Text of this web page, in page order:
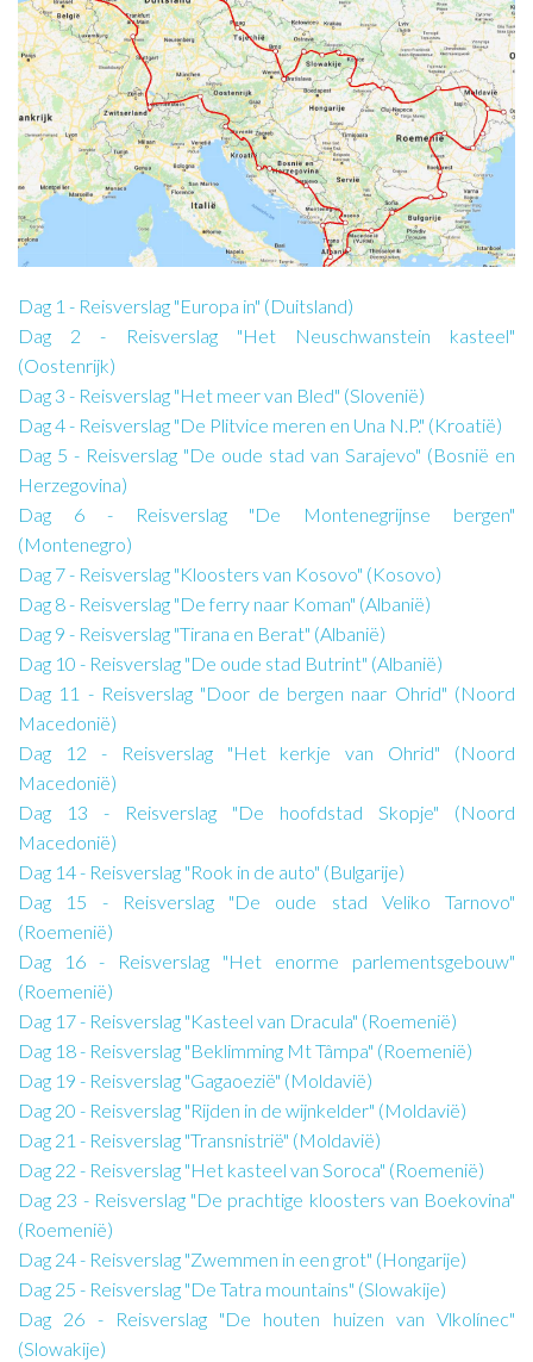
Dag 1 - Reisverslag "Europa in" (Duitsland)
Dag 2 - Reisverslag "Het Neuschwanstein kasteel"
(Oostenrijk)
Dag 3 - Reisverslag "Het meer van Bled" (Slovenië)
Dag 4 - Reisverslag "De Plitvice meren en Una N.P." (Kroatië)
Dag 5 - Reisverslag "De oude stad van Sarajevo" (Bosnië en
Herzegovina)
Dag 6 - Reisverslag "De Montenegrijnse bergen"
(Montenegro)
Dag 7 - Reisverslag "Kloosters van Kosovo" (Kosovo)
Dag 8 - Reisverslag "De ferry naar Koman" (Albanië)
Dag 9 - Reisverslag "Tirana en Berat" (Albanië)
Dag 10 - Reisverslag "De oude stad Butrint" (Albanië)
Dag 11 - Reisverslag "Door de bergen naar Ohrid" (Noord
Macedonië)
Dag 12 - Reisverslag "Het kerkje van Ohrid" (Noord
Macedonië)
Dag 13 - Reisverslag "De hoofdstad Skopje" (Noord
Macedonië)
Dag 14 - Reisverslag "Rook in de auto" (Bulgarije)
Dag 15 - Reisverslag "De oude stad Veliko Tarnovo"
(Roemenië)
Dag 16 - Reisverslag "Het enorme parlementsgebouw"
(Roemenië)
Dag 17 - Reisverslag "Kasteel van Dracula" (Roemenië)
Dag 18 - Reisverslag "Beklimming Mt Tâmpa" (Roemenië)
Dag 19 - Reisverslag "Gagaoezië" (Moldavië)
Dag 20 - Reisverslag "Rijden in de wijnkelder" (Moldavië)
Dag 21 - Reisverslag "Transnistrië" (Moldavië)
Dag 22 - Reisverslag "Het kasteel van Soroca" (Roemenië)
Dag 23 - Reisverslag "De prachtige kloosters van Boekovina"
(Roemenië)
Dag 24 - Reisverslag "Zwemmen in een grot" (Hongarije)
Dag 25 - Reisverslag "De Tatra mountains" (Slowakije)
Dag 26 - Reisverslag "De houten huizen van Vlkolínec"
(Slowakije)